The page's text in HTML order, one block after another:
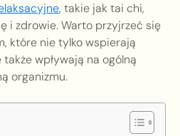
, takie jak tai chi,
i zdrowie. Warto przyjrzeć się
które nie tylko wspierają
wpływają na ogólną
organizmu.